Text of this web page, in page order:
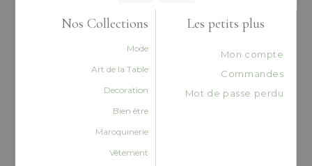
Nos Collections
Mode
Art de la Table
Decoration
Bien être
Maroquinerie
Vêtement
Les petits plus
Mon compte
Commandes
Mot de passe perdu